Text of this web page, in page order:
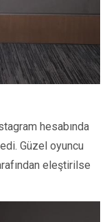
hesabında
Güzel oyuncu
eleştirilse